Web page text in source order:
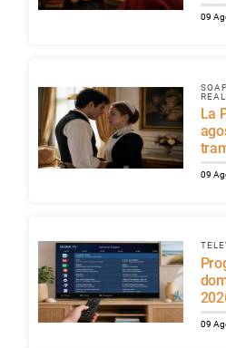
09
La Promessa puntata 9
09
Programmi TV oggi
09